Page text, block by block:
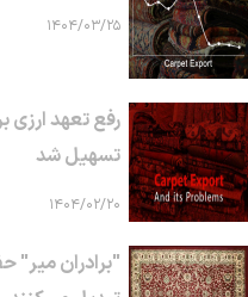
۱۴۰۴/۰۳/۲۵
رفع تعهد ارزی
تسهیل شد
۱۴۰۴/۰۲/۲۰
"برادران میر"